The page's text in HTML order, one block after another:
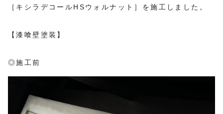
［キシラデコールHSウォルナット］を施工しました。
【漆喰壁塗装】
◎施工前